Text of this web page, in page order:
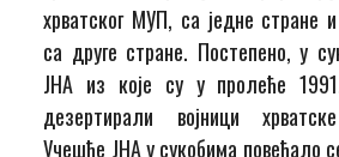
хрватског МУП, са једне стране
са друге стране. Постепено, у
ЈНА из које су у пролеће
дезертирали војници
Учешће ЈНА у сукобима повећало